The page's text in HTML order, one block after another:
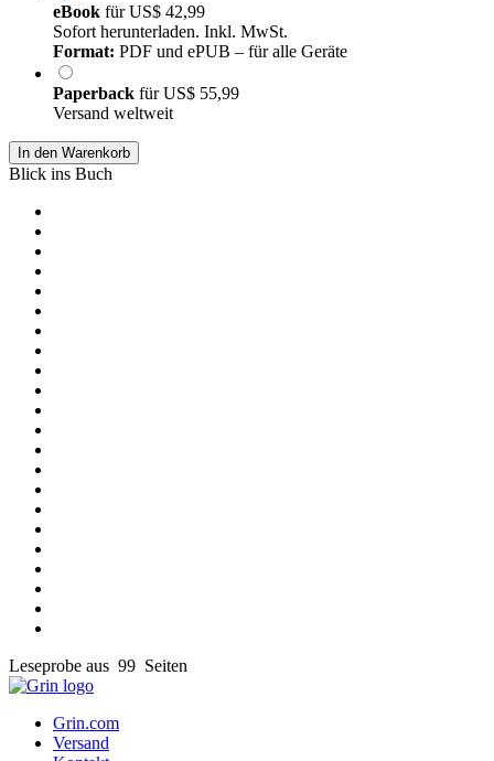
eBook fürUS$ 42,99
Sofort herunterladen. Inkl. MwSt.
Format: PDF und ePUB – für alle Geräte
Paperback fürUS$ 55,99
Versand weltweit
In den Warenkorb
Blick ins Buch
Leseprobe aus 99 Seiten
Grin.com
Versand